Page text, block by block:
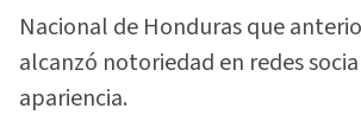
Nacional de Honduras que
alcanzó notoriedad en redes
apariencia.